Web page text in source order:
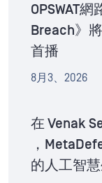
OPSWAT
Breach》
首播
8月3、2026
在 Venak
，
的人工智